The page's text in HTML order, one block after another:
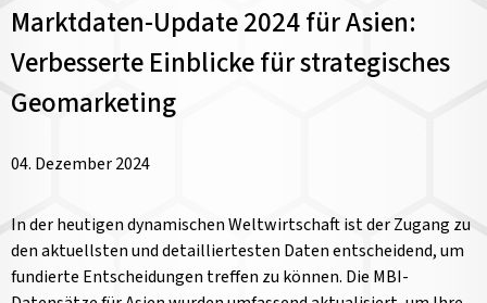
Marktdaten-Update 2024 für Asien:
Verbesserte Einblicke für strategisches
Geomarketing
04. Dezember 2024
In der heutigen dynamischen Weltwirtschaft ist der Zugang zu
den aktuellsten und detailliertesten Daten entscheidend, um
fundierte Entscheidungen treffen zu können. Die MBI-